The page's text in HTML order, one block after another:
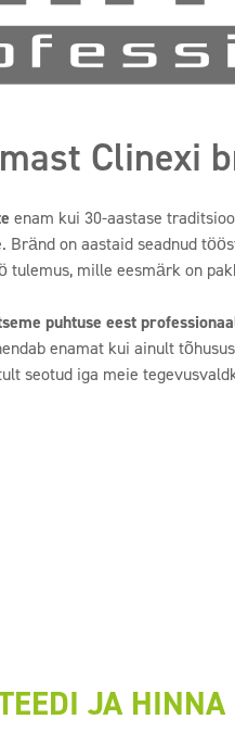
Clinexi
enam kui 30-aastase
Bränd on aastaid seadnud
tulemus, mille eesmärk on
puhtuse eest
enamat kui ainult
seotud iga meie
JA HINNA